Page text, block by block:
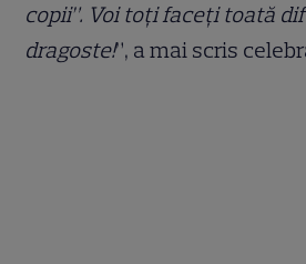
copii”. Voi toți faceți toată
dragoste!”, a mai scris